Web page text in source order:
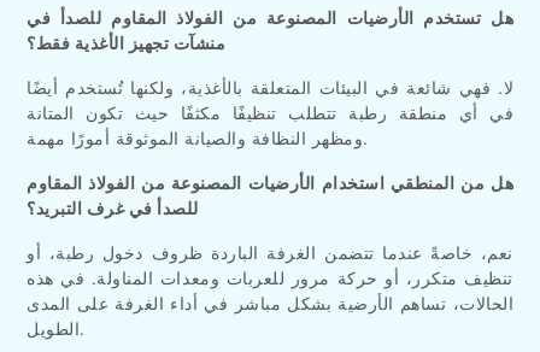
هل تستخدم الأرضيات المصنوعة من الفولاذ المقاوم للصدأ في
منشآت تجهيز الأغذية فقط؟
لا. فهي شائعة في البيئات المتعلقة بالأغذية، ولكنها تُستخدم أيضًا
في أي منطقة رطبة تتطلب تنظيفًا مكثفًا حيث تكون المتانة
ومظهر النظافة والصيانة الموثوقة أمورًا مهمة.
هل من المنطقي استخدام الأرضيات المصنوعة من الفولاذ المقاوم
للصدأ في غرف التبريد؟
نعم، خاصةً عندما تتضمن الغرفة الباردة ظروف دخول رطبة، أو
تنظيف متكرر، أو حركة مرور للعربات ومعدات المناولة. في هذه
الحالات، تساهم الأرضية بشكل مباشر في أداء الغرفة على المدى
الطويل.